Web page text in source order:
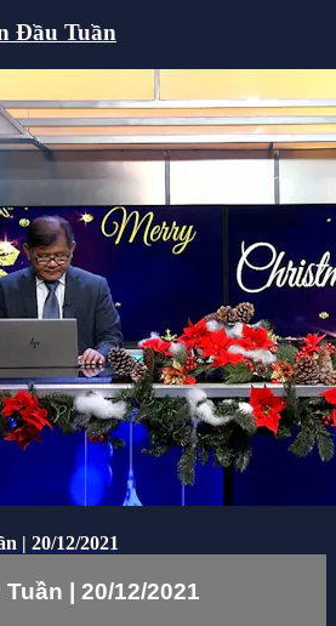
Đầu Tuần
| 20/12/2021
| 20/12/2021